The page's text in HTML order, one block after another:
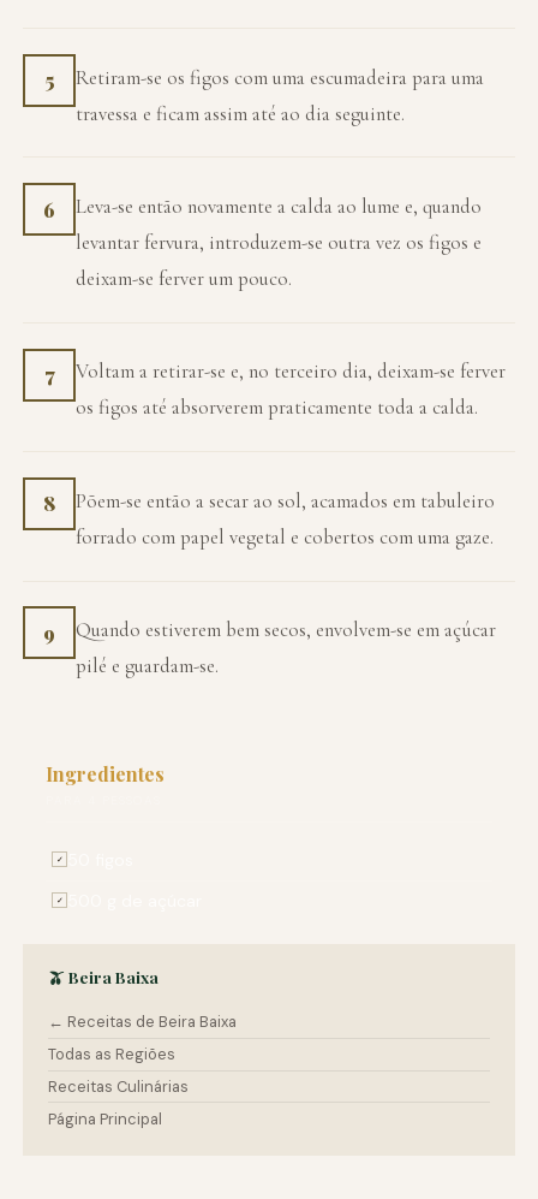
5
Retiram-se os figos com uma escumadeira para uma
travessa e ficam assim até ao dia seguinte.
6
Leva-se então novamente a calda ao lume e, quando
levantar fervura, introduzem-se outra vez os figos e
deixam-se ferver um pouco.
7
Voltam a retirar-se e, no terceiro dia, deixam-se ferver
os figos até absorverem praticamente toda a calda.
8
Põem-se então a secar ao sol, acamados em tabuleiro
forrado com papel vegetal e cobertos com uma gaze.
9
Quando estiverem bem secos, envolvem-se em açúcar
pilé e guardam-se.
Ingredientes
✓
✓
🫒 Beira Baixa
← Receitas de Beira Baixa
Todas as Regiões
Receitas Culinárias
Página Principal